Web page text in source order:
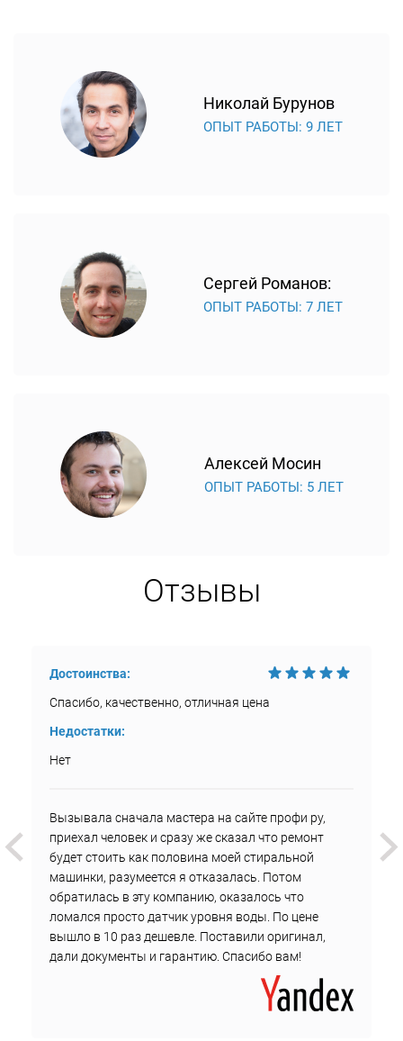
Николай Бурунов
ОПЫТ РАБОТЫ: 9 ЛЕТ
Сергей Романов:
ОПЫТ РАБОТЫ: 7 ЛЕТ
Алексей Мосин
ОПЫТ РАБОТЫ: 5 ЛЕТ
Отзывы
Достоинства:
Спасибо, качественно, отличная цена
Недостатки:
Нет
Вызывала сначала мастера на сайте профи ру,
приехал человек и сразу же сказал что ремонт
будет стоить как половина моей стиральной
машинки, разумеется я отказалась. Потом
обратилась в эту компанию, оказалось что
ломался просто датчик уровня воды. По цене
вышло в 10 раз дешевле. Поставили оригинал,
дали документы и гарантию. Спасибо вам!